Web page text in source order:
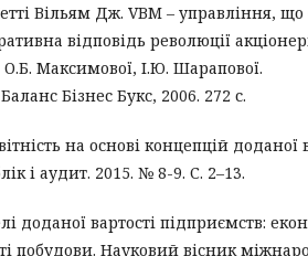
Вільям Дж. VBM – управління, що
відповідь революції
О.Б. Максимової, І.Ю. Шарапової.
Бізнес Букс, 2006. 272 с.
на основі концепцій доданої
і аудит. 2015. № 8-9. С. 2–13.
доданої вартості підприємств:
побудови. Науковий вісник